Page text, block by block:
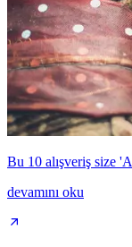
Bu 10 alışveriş size
devamını oku